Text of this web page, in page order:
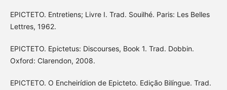
EPICTETO. Entretiens; Livre I. Trad. Souilhé. Paris: Les Belles
Lettres, 1962.
EPICTETO. Epictetus: Discourses, Book 1. Trad. Dobbin.
Oxford: Clarendon, 2008.
EPICTETO. O Encheirídion de Epicteto. Edição Bilíngue. Trad.